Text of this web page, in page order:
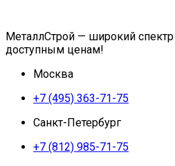
МеталлСтрой — широкий
доступным ценам!
Москва
+7 (495) 363-71-75
Санкт-Петербург
+7 (812) 985-71-75